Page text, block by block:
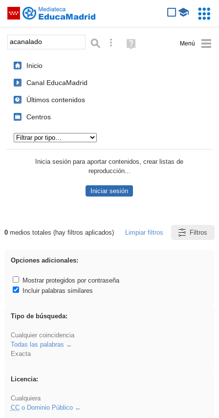
Saltar navegación
Palabra o frase: Búsqueda avanzada
Ayuda
(en
Inicio
Canal EducaMadrid
Últimos contenidos
Centros
Inicia sesión para aportar contenidos, crear listas de
reproducción...
Iniciar sesión
Resultados de: acanalado
0medios totales (hay filtros aplicados) Limpiar filtros Filtros
Opciones adicionales:
Mostrar protegidos por contraseña
Incluir palabras similares
Tipo de búsqueda:
Cualquier coincidencia
Todas las palabras
Exacta
Licencia:
Cualquiera
CCo Dominio Público